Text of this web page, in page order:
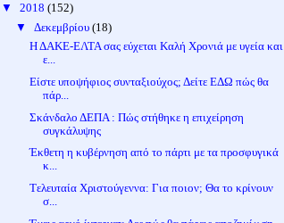
▼ 2018 (152)
▼ Δεκεμβρίου (18)
Η ΔΑΚΕ-ΕΛΤΑ σας εύχεται Καλή Χρονιά με υγεία και
ε...
Είστε υποψήφιος συνταξιούχος; Δείτε ΕΔΩ πώς θα
πάρ...
Σκάνδαλο ΔΕΠΑ : Πώς στήθηκε η επιχείρηση
συγκάλυψης
Έκθετη η κυβέρνηση από το πάρτι με τα προσφυγικά
κ...
Tελευταία Χριστούγεννα: Για ποιον; Θα το κρίνουν
σ...